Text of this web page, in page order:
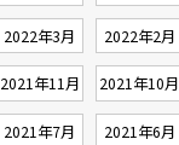
2022年3月 2022年2月
2021年11月 2021年10月
2021年7月 2021年6月